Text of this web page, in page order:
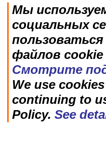
Мы
социальных
файлов
Смотрите
We use
continuing to
Policy. See